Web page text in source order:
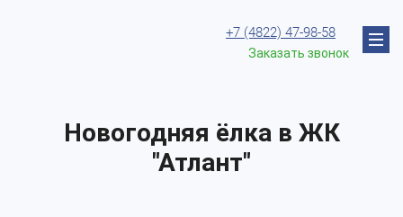
+7 (4822) 47-98-58
Заказать звонок
Новогодняя ёлка в ЖК
"Атлант"